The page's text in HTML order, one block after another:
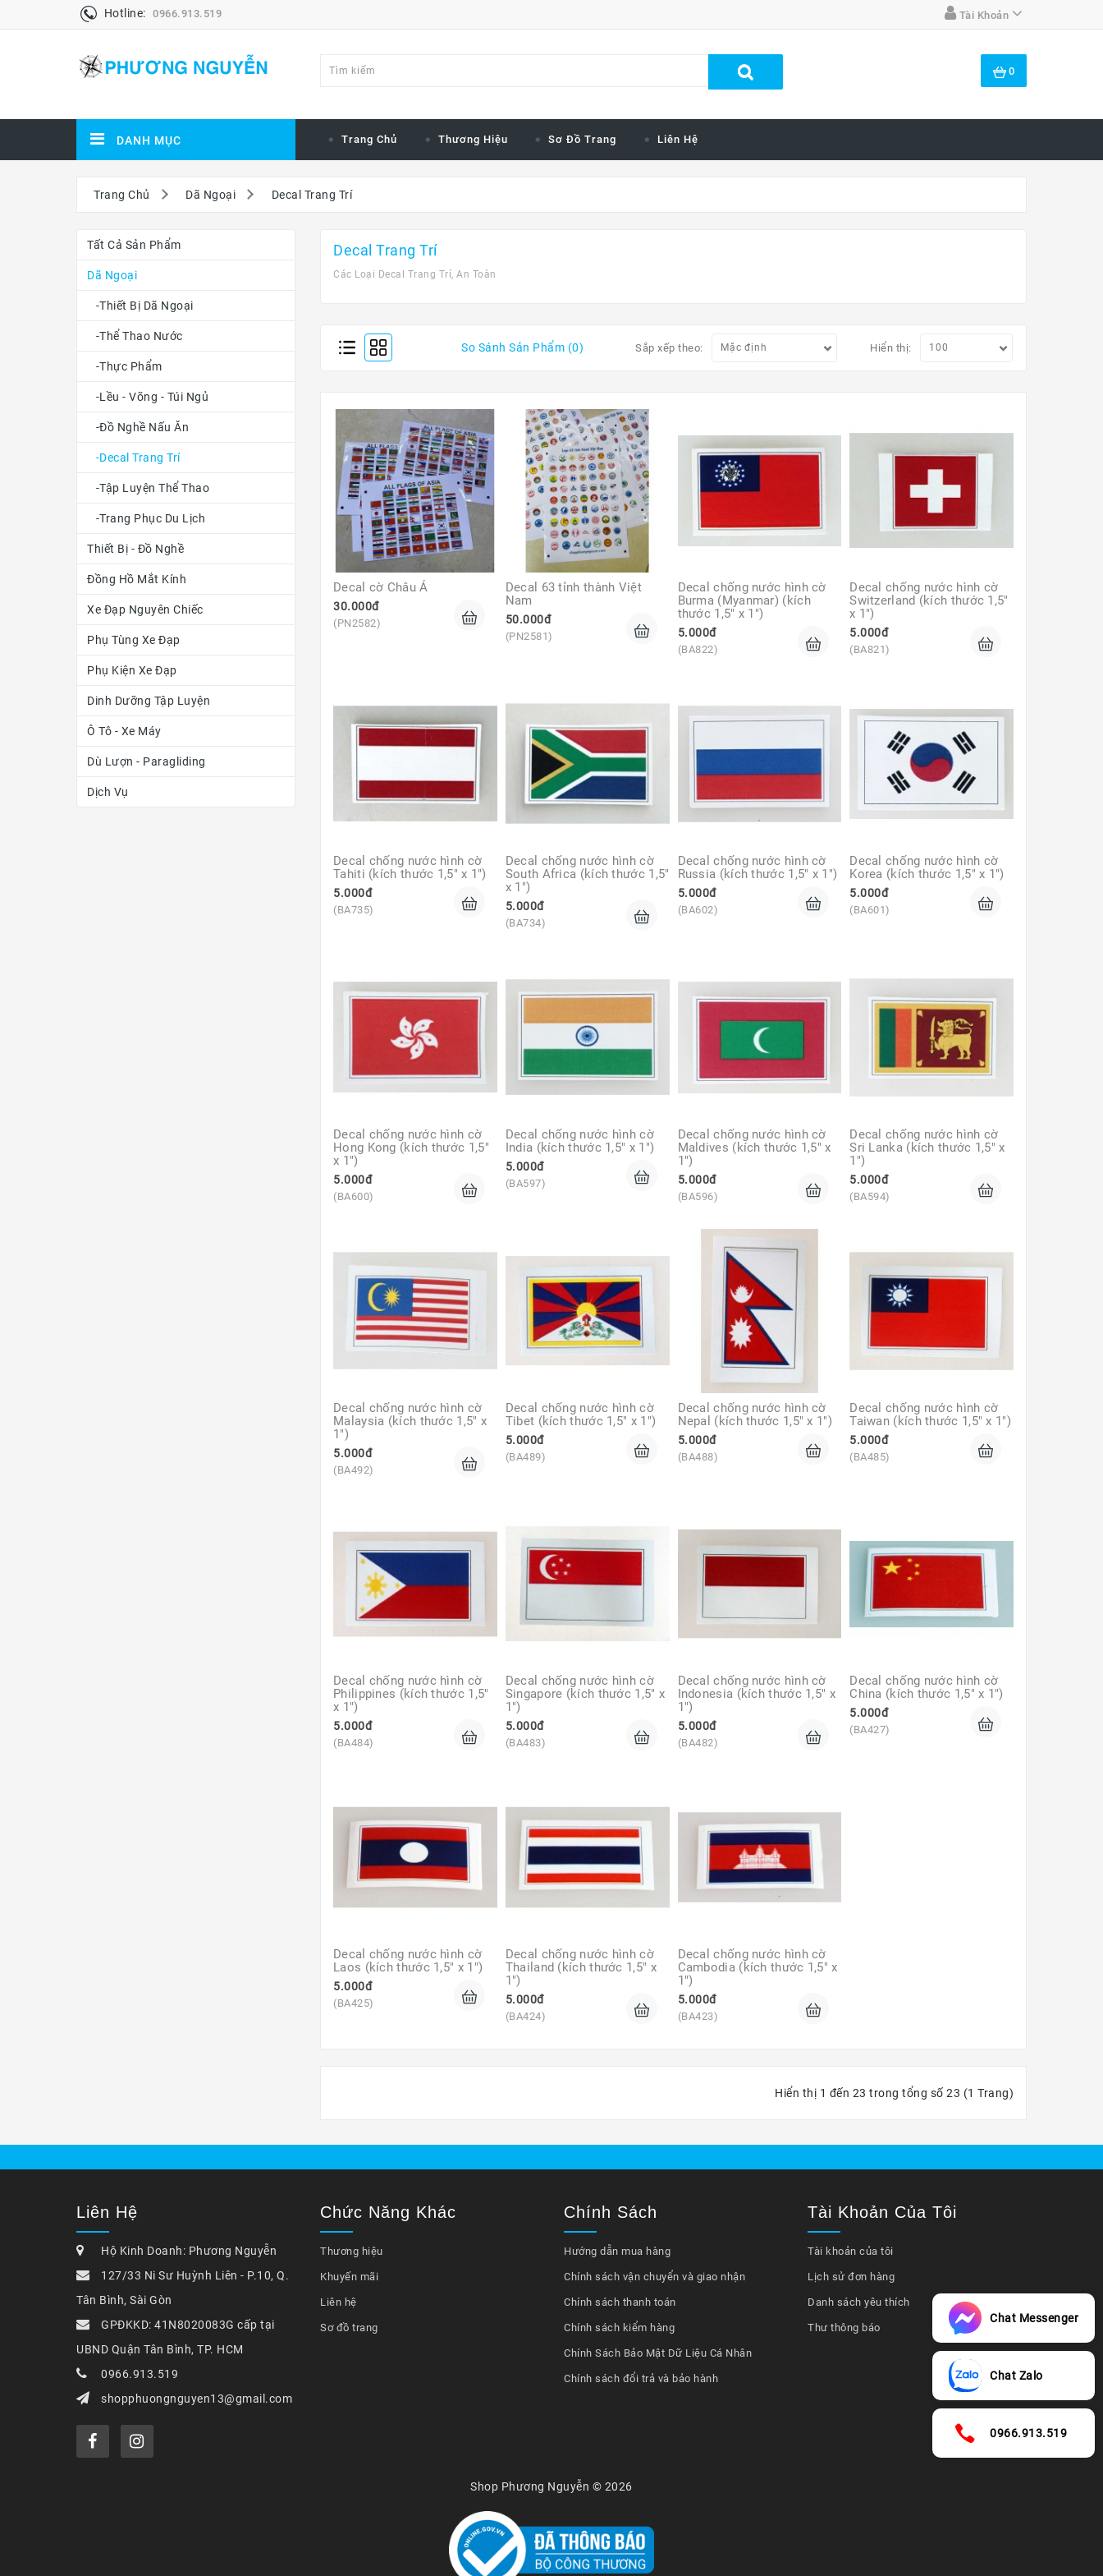
Hotline: 0966.913.519 Tài Khoản
0
DANH MỤC Trang Chủ Thương Hiệu Sơ Đồ Trang Liên Hệ
Trang Chủ Dã Ngoại Decal Trang Trí
Tất Cả Sản Phẩm
Dã Ngoại
-Thiết Bị Dã Ngoại
-Thể Thao Nước
-Thực Phẩm
-Lều - Võng - Túi Ngủ
-Đồ Nghề Nấu Ăn
-Decal Trang Trí
-Tập Luyện Thể Thao
-Trang Phục Du Lịch
Thiết Bị - Đồ Nghề
Đồng Hồ Mắt Kính
Xe Đạp Nguyên Chiếc
Phụ Tùng Xe Đạp
Phụ Kiện Xe Đạp
Dinh Dưỡng Tập Luyện
Ô Tô - Xe Máy
Dù Lượn - Paragliding
Dịch Vụ
Decal Trang Trí
Các Loại Decal Trang Trí, An Toàn
So Sánh Sản Phẩm (0) Sắp xếp theo: Hiển thị:
Decal cờ Châu Á
30.000đ
(PN2582)
Decal 63 tỉnh thành Việt
Nam
50.000đ
(PN2581)
Decal chống nước hình cờ
Burma (Myanmar) (kích
thước 1,5" x 1")
5.000đ
(BA822)
Decal chống nước hình cờ
Switzerland (kích thước 1,5"
x 1")
5.000đ
(BA821)
Decal chống nước hình cờ
Tahiti (kích thước 1,5" x 1")
5.000đ
(BA735)
Decal chống nước hình cờ
South Africa (kích thước 1,5"
x 1")
5.000đ
(BA734)
Decal chống nước hình cờ
Russia (kích thước 1,5" x 1")
5.000đ
(BA602)
Decal chống nước hình cờ
Korea (kích thước 1,5" x 1")
5.000đ
(BA601)
Decal chống nước hình cờ
Hong Kong (kích thước 1,5"
x 1")
5.000đ
(BA600)
Decal chống nước hình cờ
India (kích thước 1,5" x 1")
5.000đ
(BA597)
Decal chống nước hình cờ
Maldives (kích thước 1,5" x
1")
5.000đ
(BA596)
Decal chống nước hình cờ
Sri Lanka (kích thước 1,5" x
1")
5.000đ
(BA594)
Decal chống nước hình cờ
Malaysia (kích thước 1,5" x
1")
5.000đ
(BA492)
Decal chống nước hình cờ
Tibet (kích thước 1,5" x 1")
5.000đ
(BA489)
Decal chống nước hình cờ
Nepal (kích thước 1,5" x 1")
5.000đ
(BA488)
Decal chống nước hình cờ
Taiwan (kích thước 1,5" x 1")
5.000đ
(BA485)
Decal chống nước hình cờ
Philippines (kích thước 1,5"
x 1")
5.000đ
(BA484)
Decal chống nước hình cờ
Singapore (kích thước 1,5" x
1")
5.000đ
(BA483)
Decal chống nước hình cờ
Indonesia (kích thước 1,5" x
1")
5.000đ
(BA482)
Decal chống nước hình cờ
China (kích thước 1,5" x 1")
5.000đ
(BA427)
Decal chống nước hình cờ
Laos (kích thước 1,5" x 1")
5.000đ
(BA425)
Decal chống nước hình cờ
Thailand (kích thước 1,5" x
1")
5.000đ
(BA424)
Decal chống nước hình cờ
Cambodia (kích thước 1,5" x
1")
5.000đ
(BA423)
Hiển thị 1 đến 23 trong tổng số 23 (1 Trang)
Liên Hệ
Hộ Kinh Doanh: Phương Nguyễn
127/33 Ni Sư Huỳnh Liên - P.10, Q.
Tân Bình, Sài Gòn
GPĐKKD: 41N8020083G cấp tại
UBND Quận Tân Bình, TP. HCM
0966.913.519
shopphuongnguyen13@gmail.com
Chức Năng Khác
Thương hiệu
Khuyến mãi
Liên hệ
Sơ đồ trang
Chính Sách
Hướng dẫn mua hàng
Chính sách vận chuyển và giao nhận
Chính sách thanh toán
Chính sách kiểm hàng
Chính Sách Bảo Mật Dữ Liệu Cá Nhân
Chính sách đổi trả và bảo hành
Tài Khoản Của Tôi
Tài khoản của tôi
Lịch sử đơn hàng
Danh sách yêu thích
Thư thông báo
Shop Phương Nguyễn © 2026
Chat Messenger
Chat Zalo
0966.913.519